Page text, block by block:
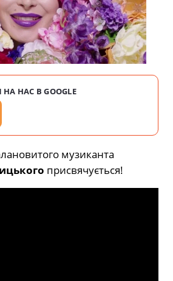
НАС В GOOGLE
музиканта
присвячується!